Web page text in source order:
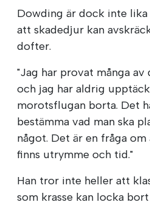
Dowding är dock inte
att skadedjur kan
dofter.
"Jag har provat många
och jag har aldrig
morotsflugan borta. Det
bestämma vad man ska
något. Det är en fråga
finns utrymme och tid."
Han tror inte heller att
som krasse kan locka